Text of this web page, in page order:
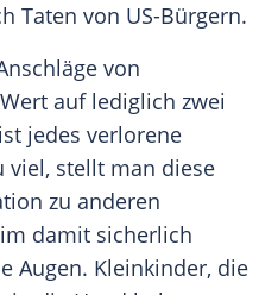
Taten von US-Bürgern.
von
auf lediglich zwei
jedes verlorene
viel, stellt man diese
zu anderen
damit sicherlich
Augen. Kleinkinder, die